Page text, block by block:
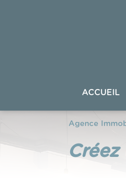
ACCUEIL
Agence